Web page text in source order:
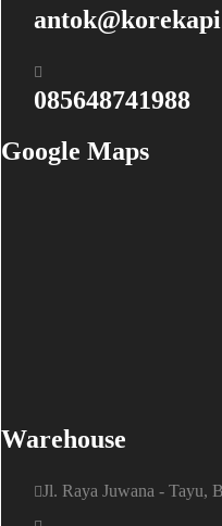
085648741988
Google Maps
Warehouse
Jl. Raya Juwana - Tayu,